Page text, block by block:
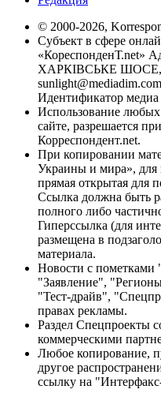
© 2000-2026,
Субъект в сфере
«КореспонденТ.net»
ХАРКІВСЬКЕ ШОСЕ,
Идентификатор
Использование
сайте, разрешается
Корреспондент.net.
При копировании
Украины и мира», для
прямая открытая для
Ссылка должна быть
полного либо
Гиперссылка (для
размещена в
материала.
Новости с
"Заявление",
"Тест-драйв",
правах рекламы.
Раздел Спецпроекты
коммерческими
Любое копирование,
другое
ссылку на